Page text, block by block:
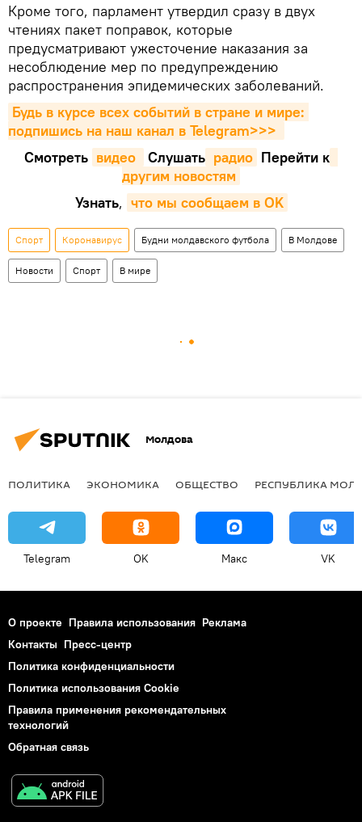
Кроме того, парламент утвердил сразу в двух
чтениях пакет поправок, которые
предусматривают ужесточение наказания за
несоблюдение мер по предупреждению
распространения эпидемических заболеваний.
Будь в курсе всех событий в стране и мире:
подпишись на наш канал в Telegram>>>
Смотреть видео Cлушать радио Перейти к
другим новостям
Узнать, что мы сообщаем в OK
Спорт Коронавирус Будни молдавского футбола В Молдове
Новости Спорт В мире
Молдова
ПОЛИТИКА ЭКОНОМИКА ОБЩЕСТВО РЕСПУБЛИКА
Telegram OK Макс VK
О проекте Правила использования Реклама
Контакты Пресс-центр
Политика конфиденциальности
Политика использования Cookie
Правила применения рекомендательных
технологий
Обратная связь